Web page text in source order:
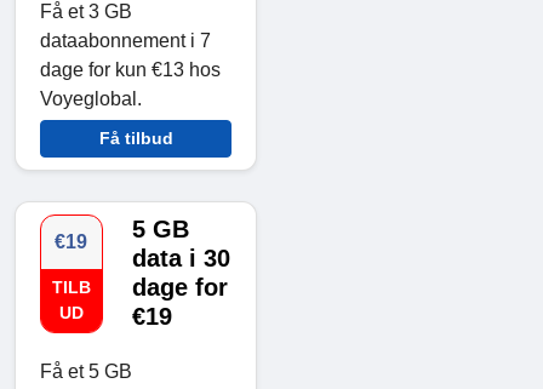
Få et 3 GB
dataabonnement i 7
dage for kun €13 hos
Voyeglobal.
Få tilbud
€19
TILB
UD
5 GB
data i 30
dage for
€19
Få et 5 GB